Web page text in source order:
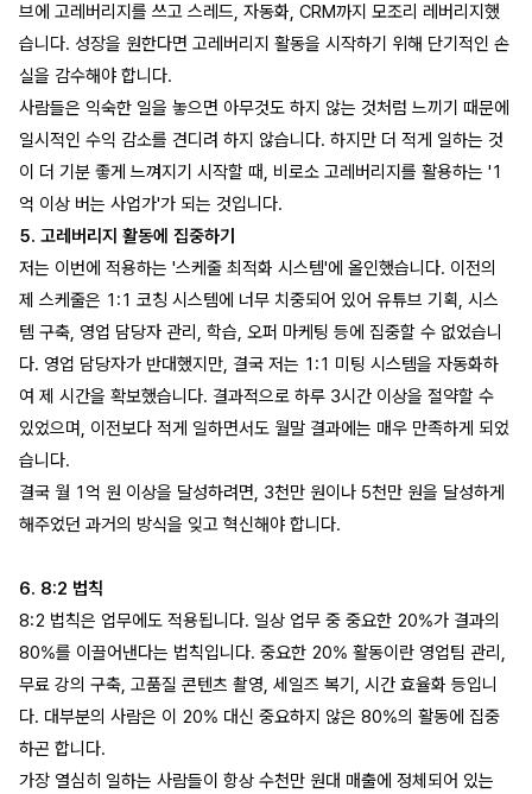
브에 고레버리지를 쓰고 스레드, 자동화, CRM까지 모조리 레버리지했
습니다. 성장을 원한다면 고레버리지 활동을 시작하기 위해 단기적인 손
실을 감수해야 합니다.
사람들은 익숙한 일을 놓으면 아무것도 하지 않는 것처럼 느끼기 때문에
일시적인 수익 감소를 견디려 하지 않습니다. 하지만 더 적게 일하는 것
이 더 기분 좋게 느껴지기 시작할 때, 비로소 고레버리지를 활용하는 '1
억 이상 버는 사업가'가 되는 것입니다.
5. 고레버리지 활동에 집중하기
저는 이번에 적용하는 '스케줄 최적화 시스템'에 올인했습니다. 이전의
제 스케줄은 1:1 코칭 시스템에 너무 치중되어 있어 유튜브 기획, 시스
템 구축, 영업 담당자 관리, 학습, 오퍼 마케팅 등에 집중할 수 없었습니
다. 영업 담당자가 반대했지만, 결국 저는 1:1 미팅 시스템을 자동화하
여 제 시간을 확보했습니다. 결과적으로 하루 3시간 이상을 절약할 수
있었으며, 이전보다 적게 일하면서도 월말 결과에는 매우 만족하게 되었
습니다.
결국 월 1억 원 이상을 달성하려면, 3천만 원이나 5천만 원을 달성하게
해주었던 과거의 방식을 잊고 혁신해야 합니다.
6. 8:2 법칙
8:2 법칙은 업무에도 적용됩니다. 일상 업무 중 중요한 20%가 결과의
80%를 이끌어낸다는 법칙입니다. 중요한 20% 활동이란 영업팀 관리,
무료 강의 구축, 고품질 콘텐츠 촬영, 세일즈 복기, 시간 효율화 등입니
다. 대부분의 사람은 이 20% 대신 중요하지 않은 80%의 활동에 집중
하곤 합니다.
가장 열심히 일하는 사람들이 항상 수천만 원대 매출에 정체되어 있는